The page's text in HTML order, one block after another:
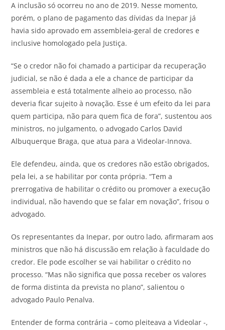
A inclusão só ocorreu no ano de 2019. Nesse momento,
porém, o plano de pagamento das dívidas da Inepar já
havia sido aprovado em assembleia-geral de credores e
inclusive homologado pela Justiça.
“Se o credor não foi chamado a participar da recuperação
judicial, se não é dada a ele a chance de participar da
assembleia e está totalmente alheio ao processo, não
deveria ficar sujeito à novação. Esse é um efeito da lei para
quem participa, não para quem fica de fora”, sustentou aos
ministros, no julgamento, o advogado Carlos David
Albuquerque Braga, que atua para a Videolar-Innova.
Ele defendeu, ainda, que os credores não estão obrigados,
pela lei, a se habilitar por conta própria. “Tem a
prerrogativa de habilitar o crédito ou promover a execução
individual, não havendo que se falar em novação”, frisou o
advogado.
Os representantes da Inepar, por outro lado, afirmaram aos
ministros que não há discussão em relação à faculdade do
credor. Ele pode escolher se vai habilitar o crédito no
processo. “Mas não significa que possa receber os valores
de forma distinta da prevista no plano”, salientou o
advogado Paulo Penalva.
Entender de forma contrária – como pleiteava a Videolar -,